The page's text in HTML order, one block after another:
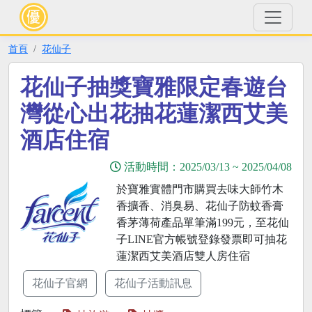
首頁 花仙子
花仙子抽獎寶雅限定春遊台
灣從心出花抽花蓮潔西艾美
酒店住宿
活動時間： 2025/03/13 ~ 2025/04/08
於寶雅實體門市購買去味大師竹木
香擴香、消臭易、花仙子防蚊香膏
香茅薄荷產品單筆滿199元，至花仙
子LINE官方帳號登錄發票即可抽花
蓮潔西艾美酒店雙人房住宿
花仙子官網 花仙子活動訊息